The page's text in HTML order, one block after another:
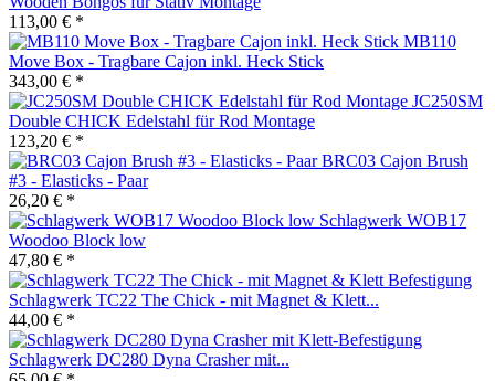
113,00 € *
MB110
Move Box - Tragbare Cajon inkl. Heck Stick
343,00 € *
JC250SM
Double CHICK Edelstahl für Rod Montage
123,20 € *
BRC03 Cajon Brush
#3 - Elasticks - Paar
26,20 € *
Schlagwerk WOB17
Woodoo Block low
47,80 € *
Schlagwerk TC22 The Chick - mit Magnet & Klett...
44,00 € *
Schlagwerk DC280 Dyna Crasher mit...